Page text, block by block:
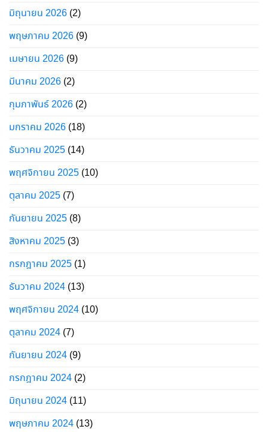
มิถุนายน 2026 (2)
พฤษภาคม 2026 (9)
เมษายน 2026 (9)
มีนาคม 2026 (2)
กุมภาพันธ์ 2026 (2)
มกราคม 2026 (18)
ธันวาคม 2025 (14)
พฤศจิกายน 2025 (10)
ตุลาคม 2025 (7)
กันยายน 2025 (8)
สิงหาคม 2025 (3)
กรกฎาคม 2025 (1)
ธันวาคม 2024 (13)
พฤศจิกายน 2024 (10)
ตุลาคม 2024 (7)
กันยายน 2024 (9)
กรกฎาคม 2024 (2)
มิถุนายน 2024 (11)
พฤษภาคม 2024 (13)